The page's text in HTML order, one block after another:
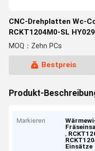
CNC-Drehplatten Wc-
RCKT1204M0-SL
MOQ：Zehn PCs
Bestpreis
Produkt-
Markieren
,
Einsätze